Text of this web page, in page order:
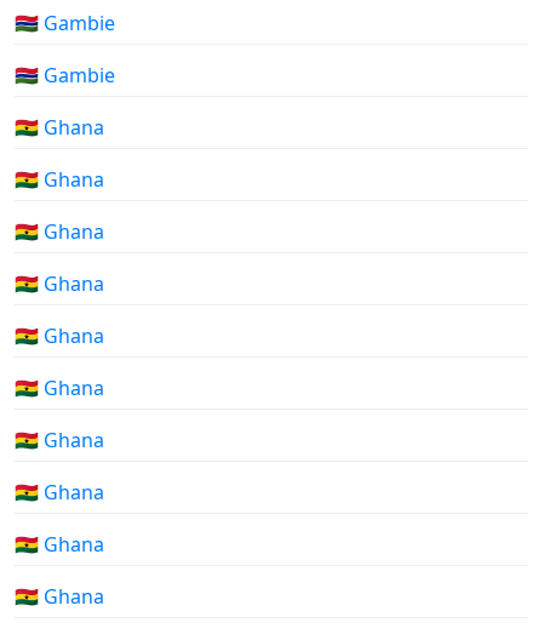
🇬🇲 Gambie
🇬🇲 Gambie
🇬🇭 Ghana
🇬🇭 Ghana
🇬🇭 Ghana
🇬🇭 Ghana
🇬🇭 Ghana
🇬🇭 Ghana
🇬🇭 Ghana
🇬🇭 Ghana
🇬🇭 Ghana
🇬🇭 Ghana